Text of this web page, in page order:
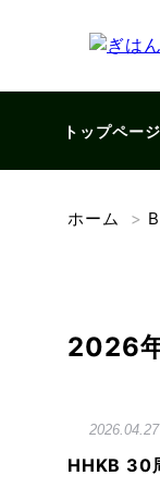
トップページ
ホーム >
2026
2026.04.27
HHKB 30